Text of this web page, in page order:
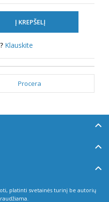
Klauskite
Procera
platinti svetainės turinį be autorių